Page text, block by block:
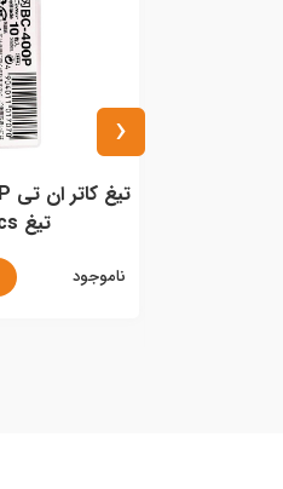
تیغ 10pcs
ناموجود
‹